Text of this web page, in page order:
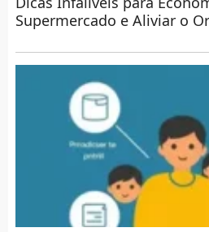
Supermercado e Aliviar o